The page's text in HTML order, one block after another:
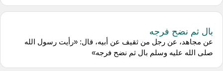
بال ثم نضح فرجه
عن مجاهد، عن رجل من ثقيف عن أبيه، قال: «رأيت رسول الله
صلى الله عليه وسلم بال ثم نضح فرجه»